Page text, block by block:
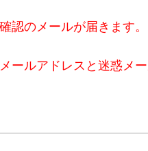
認のメールが届きます。
ールアドレスと迷惑メ